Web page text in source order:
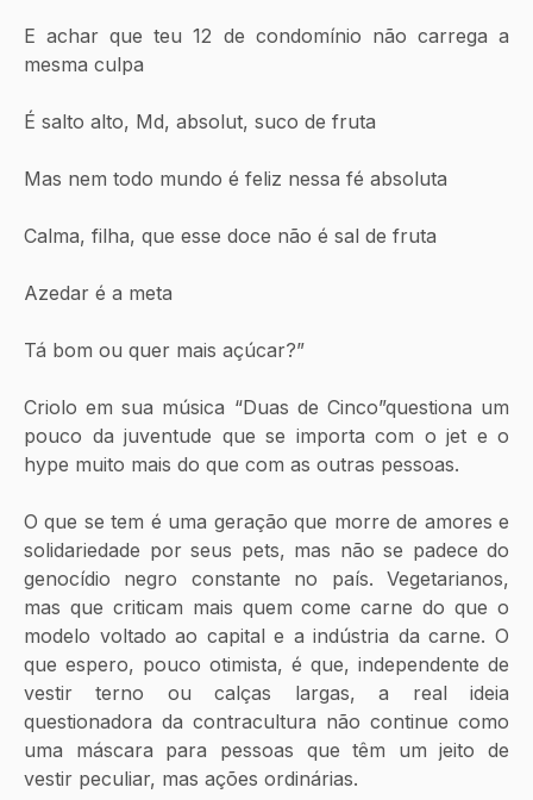
E achar que teu 12 de condomínio não carrega a
mesma culpa
É salto alto, Md, absolut, suco de fruta
Mas nem todo mundo é feliz nessa fé absoluta
Calma, filha, que esse doce não é sal de fruta
Azedar é a meta
Tá bom ou quer mais açúcar?”
Criolo em sua música “Duas de Cinco”questiona um
pouco da juventude que se importa com o jet e o
hype muito mais do que com as outras pessoas.
O que se tem é uma geração que morre de amores e
solidariedade por seus pets, mas não se padece do
genocídio negro constante no país. Vegetarianos,
mas que criticam mais quem come carne do que o
modelo voltado ao capital e a indústria da carne. O
que espero, pouco otimista, é que, independente de
vestir terno ou calças largas, a real ideia
questionadora da contracultura não continue como
uma máscara para pessoas que têm um jeito de
vestir peculiar, mas ações ordinárias.